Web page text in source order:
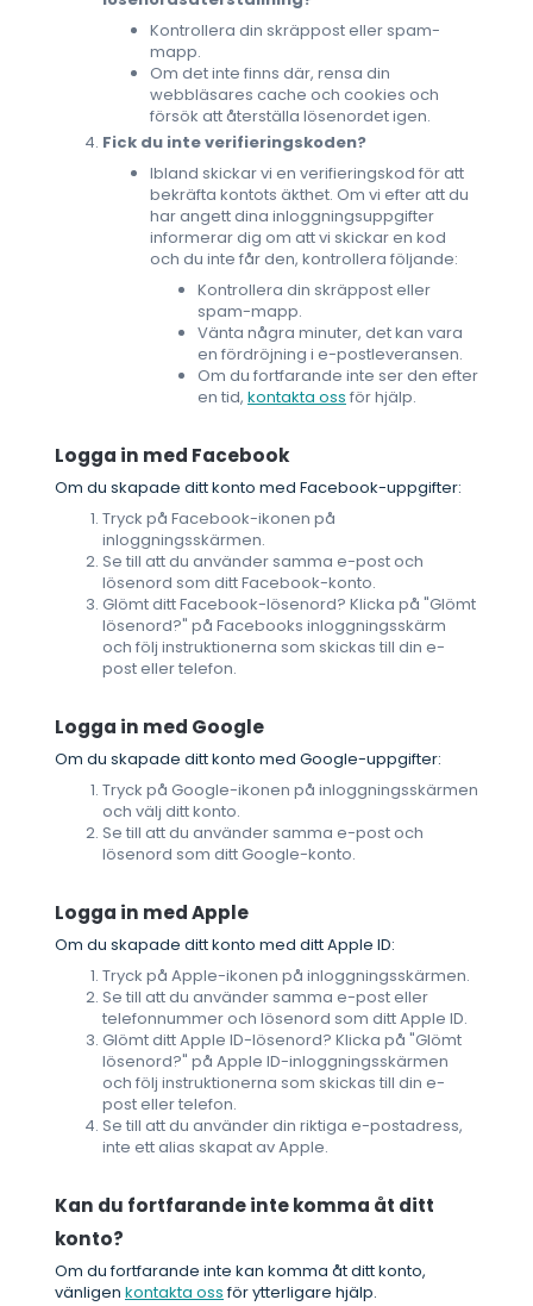
Kontrollera din skräppost eller spam-
mapp.
Om det inte finns där, rensa din
webbläsares cache och cookies och
försök att återställa lösenordet igen.
Fick du inte verifieringskoden?
Ibland skickar vi en verifieringskod för att
bekräfta kontots äkthet. Om vi efter att du
har angett dina inloggningsuppgifter
informerar dig om att vi skickar en kod
och du inte får den, kontrollera följande:
Kontrollera din skräppost eller
spam-mapp.
Vänta några minuter, det kan vara
en fördröjning i e-postleveransen.
Om du fortfarande inte ser den efter
en tid, kontakta oss för hjälp.
Logga in med Facebook
Om du skapade ditt konto med Facebook-uppgifter:
Tryck på Facebook-ikonen på
inloggningsskärmen.
Se till att du använder samma e-post och
lösenord som ditt Facebook-konto.
Glömt ditt Facebook-lösenord? Klicka på "Glömt
lösenord?" på Facebooks inloggningsskärm
och följ instruktionerna som skickas till din e-
post eller telefon.
Logga in med Google
Om du skapade ditt konto med Google-uppgifter:
Tryck på Google-ikonen på inloggningsskärmen
och välj ditt konto.
Se till att du använder samma e-post och
lösenord som ditt Google-konto.
Logga in med Apple
Om du skapade ditt konto med ditt Apple ID:
Tryck på Apple-ikonen på inloggningsskärmen.
Se till att du använder samma e-post eller
telefonnummer och lösenord som ditt Apple ID.
Glömt ditt Apple ID-lösenord? Klicka på "Glömt
lösenord?" på Apple ID-inloggningsskärmen
och följ instruktionerna som skickas till din e-
post eller telefon.
Se till att du använder din riktiga e-postadress,
inte ett alias skapat av Apple.
Kan du fortfarande inte komma åt ditt
konto?
Om du fortfarande inte kan komma åt ditt konto,
vänligen kontakta ossför ytterligare hjälp.